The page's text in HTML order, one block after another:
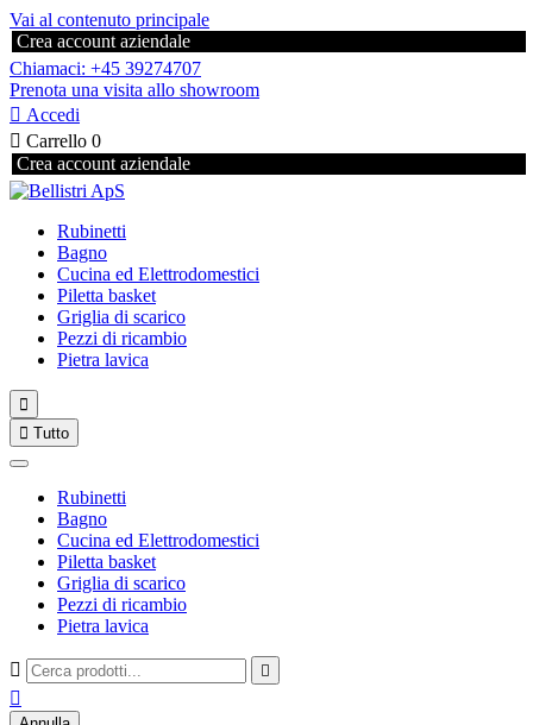
Vai al contenuto principale
Crea account aziendale
Chiamaci: +45 39274707
Prenota una visita allo showroom
 Accedi
 Carrello 0
Crea account aziendale
Rubinetti
Bagno
Cucina ed Elettrodomestici
Piletta basket
Griglia di scarico
Pezzi di ricambio
Pietra lavica

 Tutto
Rubinetti
Bagno
Cucina ed Elettrodomestici
Piletta basket
Griglia di scarico
Pezzi di ricambio
Pietra lavica
 
